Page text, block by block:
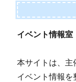
イベント情報室
本サイトは、主
イベント情報を